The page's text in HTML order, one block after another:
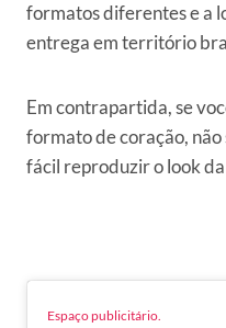
formatos diferentes e a
entrega em território
Em contrapartida, se
formato de coração,
fácil reproduzir o look